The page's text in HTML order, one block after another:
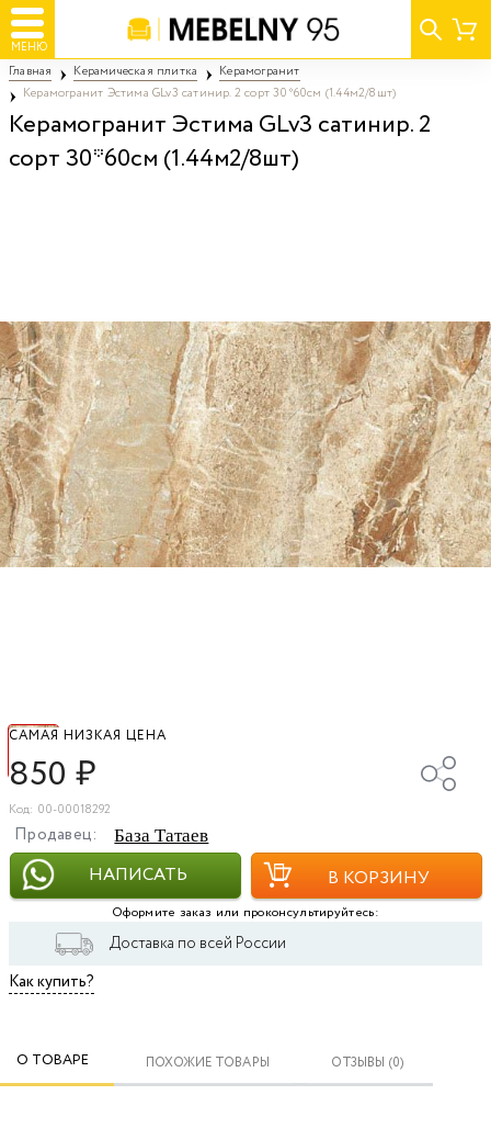
МЕНЮ
Главная Керамическая плитка
Керамогранит
Керамогранит Эстима GLv3 cатинир. 2 сорт 30*60см (1.44м2/8шт)
Керамогранит Эстима GLv3 cатинир. 2
сорт 30*60см (1.44м2/8шт)
САМАЯ НИЗКАЯ ЦЕНА
850 ₽
Код: 00-00018292
Продавец: База Татаев
НАПИСАТЬ В КОРЗИНУ
Оформите заказ или проконсультируйтесь:
Доставка по всей России
Как купить?
О ТОВАРЕ ПОХОЖИЕ ТОВАРЫ ОТЗЫВЫ (0)